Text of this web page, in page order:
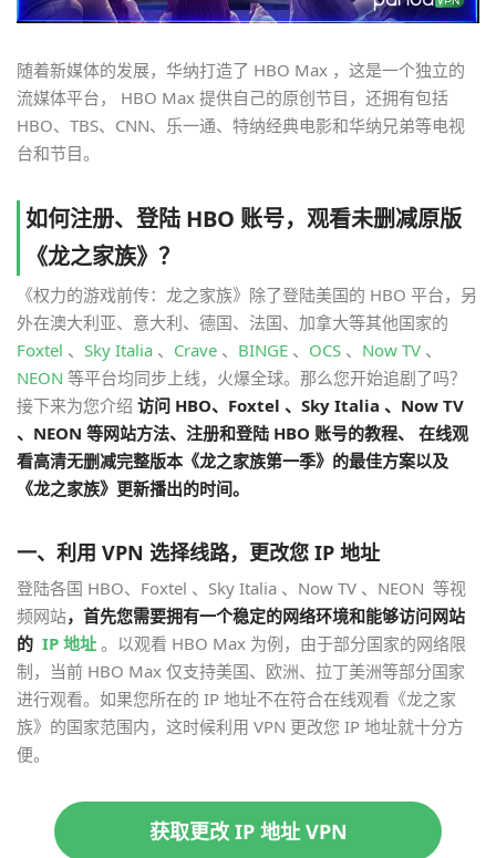
随着新媒体的发展，华纳打造了 HBO Max ，这是一个独立的
流媒体平台， HBO Max 提供自己的原创节目，还拥有包括
HBO、TBS、CNN、乐一通、特纳经典电影和华纳兄弟等电视
台和节目。
如何注册、登陆 HBO 账号，观看未删减原版
《龙之家族》？
《权力的游戏前传：龙之家族》除了登陆美国的 HBO 平台，另
外在澳大利亚、意大利、德国、法国、加拿大等其他国家的
Foxtel 、 Sky Italia 、 Crave 、 BINGE 、 OCS 、 Now TV 、
NEON 等平台均同步上线，火爆全球。那么您开始追剧了吗？
接下来为您介绍 访问 HBO、Foxtel 、Sky Italia 、Now TV
、NEON 等网站方法、注册和登陆 HBO 账号的教程、 在线观
看高清无删减完整版本《龙之家族第一季》的最佳方案以及
《龙之家族》更新播出的时间。
一、利用 VPN 选择线路，更改您 IP 地址
登陆各国 HBO、Foxtel 、Sky Italia 、Now TV 、NEON 等视
频网站，首先您需要拥有一个稳定的网络环境和能够访问网站
的 IP 地址 。以观看 HBO Max 为例，由于部分国家的网络限
制，当前 HBO Max 仅支持美国、欧洲、拉丁美洲等部分国家
进行观看。如果您所在的 IP 地址不在符合在线观看《龙之家
族》的国家范围内，这时候利用 VPN 更改您 IP 地址就十分方
便。
获取更改 IP 地址 VPN